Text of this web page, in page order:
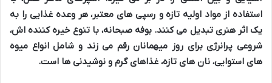
استفاده ازمواد اولیه تازهو رسپی های معتبر، هر وعده غذایی را به
یک اثر هنری تبدیل می کنند. بوفه صبحانه، باتنوع خیره کننده اش،
شروعی پرانرژی برای روز میهمانان رقم می زند و شامل انواع میوه
های استوایی، نان های تازه، غذاهای گرم و نوشیدنی ها است.